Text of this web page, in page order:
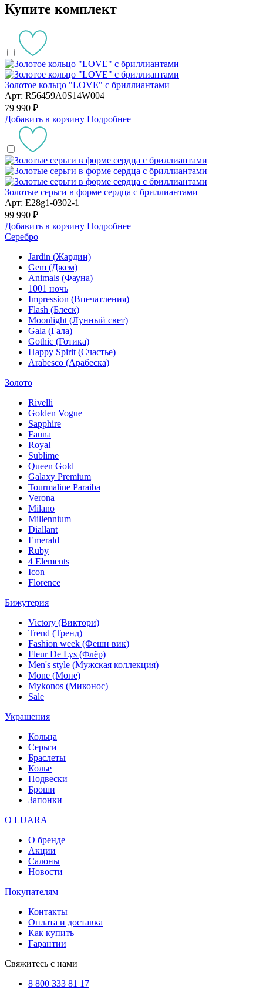
Купите комплект
Золотое кольцо "LOVE" с бриллиантами
Арт: R56459A0S14W004
79 990 ₽
Добавить в корзину Подробнее
Золотые серьги в форме сердца с бриллиантами
Арт: E28g1-0302-1
99 990 ₽
Добавить в корзину Подробнее
Серебро
Jardin (Жардин)
Gem (Джем)
Animals (Фауна)
1001 ночь
Impression (Впечатления)
Flash (Блеск)
Moonlight (Лунный свет)
Gala (Гала)
Gothic (Готика)
Happy Spirit (Счастье)
Arabesco (Арабеска)
Золото
Rivelli
Golden Vogue
Sapphire
Fauna
Royal
Sublime
Queen Gold
Galaxy Premium
Tourmaline Paraiba
Verona
Milano
Millennium
Diallant
Emerald
Ruby
4 Elements
Icon
Florence
Бижутерия
Victory (Виктори)
Trend (Тренд)
Fashion week (Фешн вик)
Fleur De Lys (Флёр)
Men's style (Мужская коллекция)
Mone (Моне)
Mykonos (Миконос)
Sale
Украшения
Кольца
Серьги
Браслеты
Колье
Подвески
Броши
Запонки
О LUARA
О бренде
Акции
Салоны
Новости
Покупателям
Контакты
Оплата и доставка
Как купить
Гарантии
Свяжитесь с нами
8 800 333 81 17